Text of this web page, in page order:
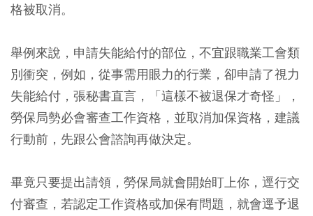
格被取消。
舉例來說，申請失能給付的部位，不宜跟職業工會類
別衝突，例如，從事需用眼力的行業，卻申請了視力
失能給付，張秘書直言，「這樣不被退保才奇怪」，
勞保局勢必會審查工作資格，並取消加保資格，建議
行動前，先跟公會諮詢再做決定。
畢竟只要提出請領，勞保局就會開始盯上你，逕行交
付審查，若認定工作資格或加保有問題，就會逕予退